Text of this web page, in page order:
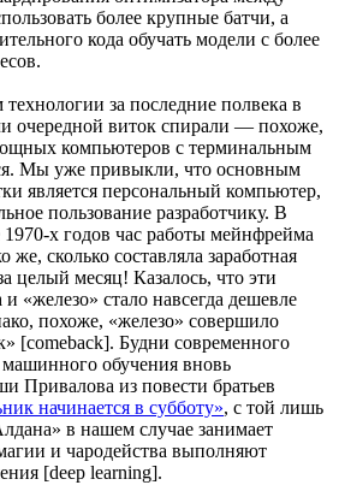
более крупные батчи, а
кода обучать модели с более
за последние полвека в
очередной виток спирали — похоже,
компьютеров с терминальным
Мы уже привыкли, что основным
является персональный компьютер,
пользование разработчику. В
х годов час работы мейнфрейма
же, сколько составляла заработная
целый месяц! Казалось, что эти
«железо» стало навсегда дешевле
похоже, «железо» совершило
[comeback]. Будни современного
машинного обучения вновь
Привалова из повести братьев
начинается в субботу», с той лишь
в нашем случае занимает
и чародейства выполняют
[deep learning].